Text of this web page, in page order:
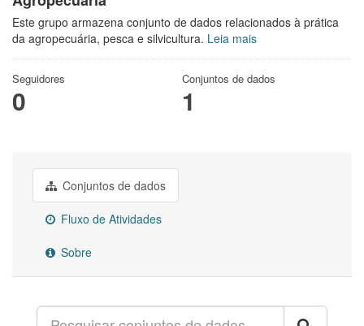
Este grupo armazena conjunto de dados relacionados à prática
da agropecuária, pesca e silvicultura. Leia mais
Seguidores
0
Conjuntos de dados
1
Conjuntos de dados
Fluxo de Atividades
Sobre